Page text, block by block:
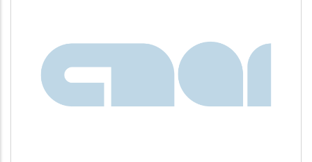
CNAI